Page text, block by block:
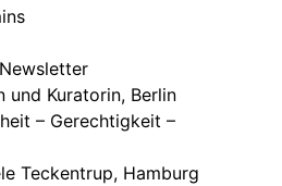
und Kuratorin, Berlin
– Gerechtigkeit –
Teckentrup, Hamburg